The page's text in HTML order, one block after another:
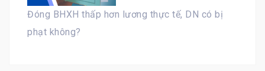
Đóng BHXH thấp hơn lương thực tế, DN có bị
phạt không?